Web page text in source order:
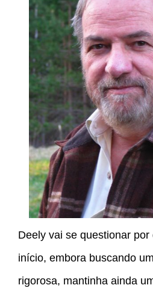
Deely vai se questionar
início, embora buscando
rigorosa, mantinha ainda